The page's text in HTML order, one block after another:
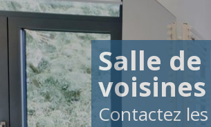
Salle
voisines
Contactez